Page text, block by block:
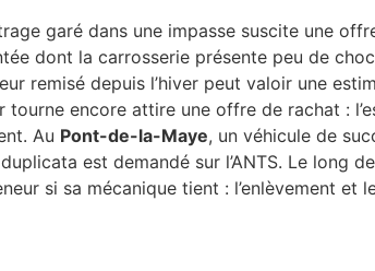
garé dans une impasse suscite une
dont la carrosserie présente peu de
remisé depuis l’hiver peut valoir une
encore attire une offre de rachat :
Au Pont-de-la-Maye, un véhicule de
est demandé sur l’ANTS. Le long
si sa mécanique tient : l’enlèvement